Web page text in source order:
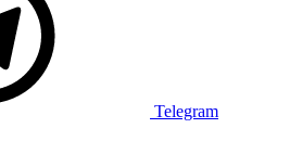
Telegram